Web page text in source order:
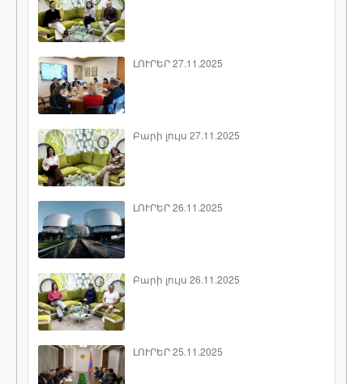
ԼՈՒՐԵՐ 27.11.2025
Բարի լույս 27.11.2025
ԼՈՒՐԵՐ 26.11.2025
Բարի լույս 26.11.2025
ԼՈՒՐԵՐ 25.11.2025